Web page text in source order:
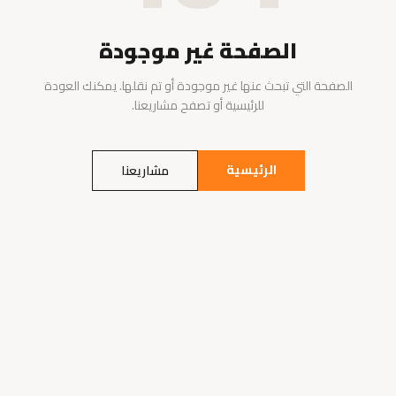
الصفحة غير موجودة
الصفحة التي تبحث عنها غير موجودة أو تم نقلها. يمكنك العودة
للرئيسية أو تصفح مشاريعنا.
الرئيسية مشاريعنا